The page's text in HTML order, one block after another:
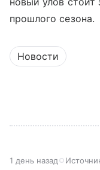
прошлого сезона.
Новости
1 день назад